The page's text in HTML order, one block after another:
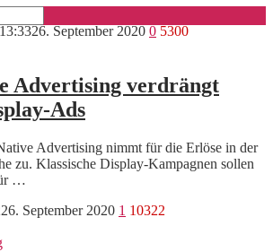
26. September 2020 0 5300
Advertising verdrängt
Ads
Advertising nimmt für die Erlöse in der
zu. Klassische Display-Kampagnen sollen
…
26. September 2020 1 10322